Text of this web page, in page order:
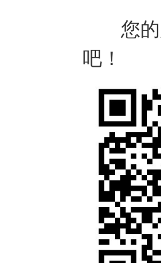
您的产
吧！